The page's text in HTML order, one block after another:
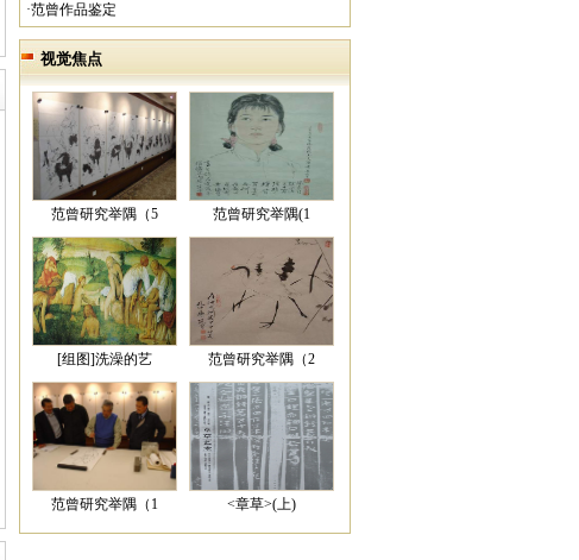
·范曾作品鉴定
视觉焦点
范曾研究举隅（5 范曾研究举隅(1
[组图]洗澡的艺 范曾研究举隅（2
范曾研究举隅（1 <章草>(上)